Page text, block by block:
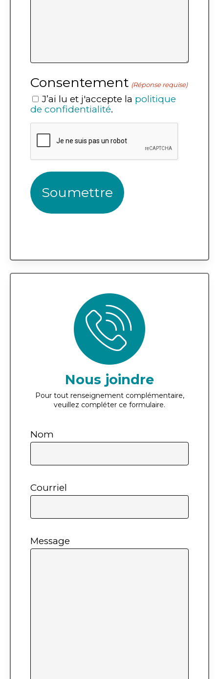
Consentement (Réponse requise)
J’ai lu et j'accepte la politique
de confidentialité.
CAPTCHA
Nous joindre
Pour tout renseignement complémentaire,
veuillez compléter ce formulaire.
Nom
Courriel
Message